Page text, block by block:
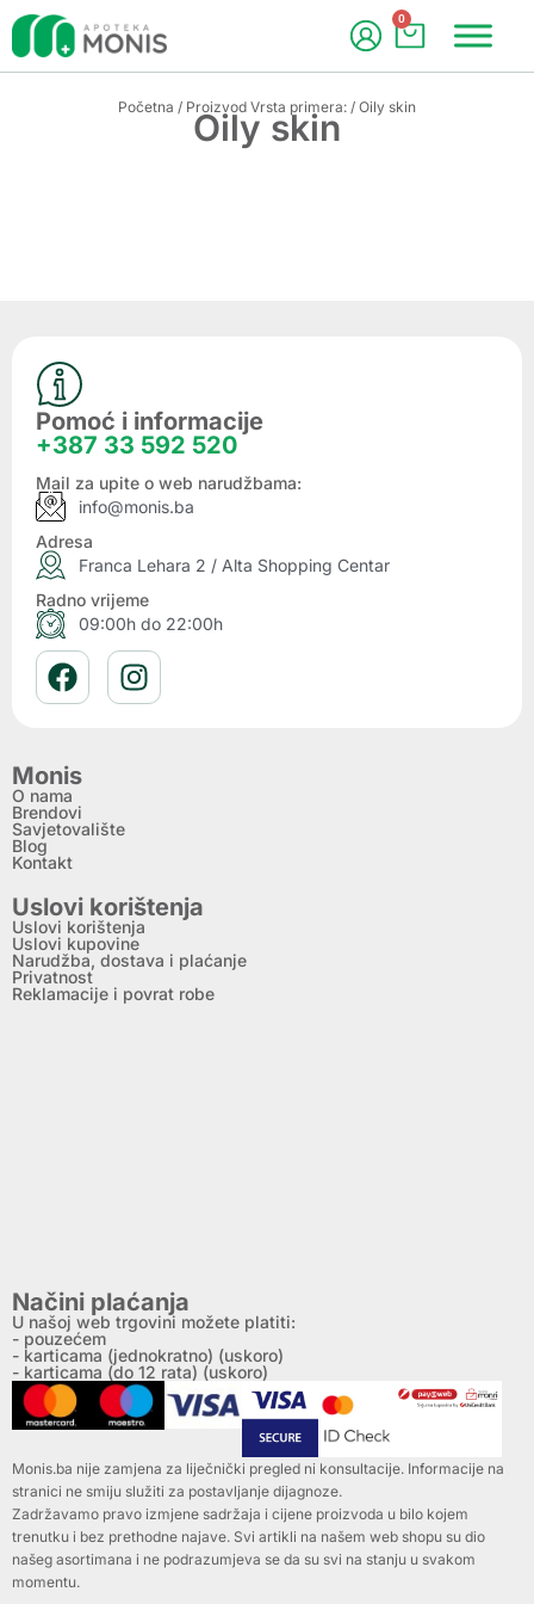
0
Početna / Proizvod Vrsta primera: / Oily skin
Oily skin
Pomoć i informacije
+387 33 592 520
Mail za upite o web narudžbama:
info@monis.ba
Adresa
Franca Lehara 2 / Alta Shopping Centar
Radno vrijeme
09:00h do 22:00h
Monis
O nama
Brendovi
Savjetovalište
Blog
Kontakt
Uslovi korištenja
Uslovi korištenja
Uslovi kupovine
Narudžba, dostava i plaćanje
Privatnost
Reklamacije i povrat robe
Načini plaćanja
U našoj web trgovini možete platiti:
- pouzećem
- karticama (jednokratno) (uskoro)
- karticama (do 12 rata) (uskoro)
Monis.ba nije zamjena za liječnički pregled ni konsultacije. Informacije na
stranici ne smiju služiti za postavljanje dijagnoze.
Zadržavamo pravo izmjene sadržaja i cijene proizvoda u bilo kojem
trenutku i bez prethodne najave. Svi artikli na našem web shopu su dio
našeg asortimana i ne podrazumjeva se da su svi na stanju u svakom
momentu.